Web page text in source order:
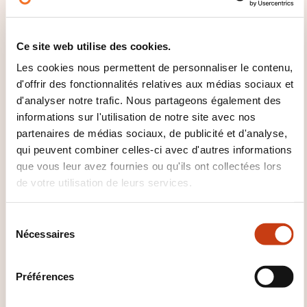
Ce site web utilise des cookies.
Les cookies nous permettent de personnaliser le contenu,
d'offrir des fonctionnalités relatives aux médias sociaux et
d'analyser notre trafic. Nous partageons également des
informations sur l'utilisation de notre site avec nos
partenaires de médias sociaux, de publicité et d'analyse,
qui peuvent combiner celles-ci avec d'autres informations
que vous leur avez fournies ou qu'ils ont collectées lors
de votre utilisation de leurs services.
Nécessaires
Préférences
Espagnol commercial
Espagnol tourisme
appliqué
Français commercial
moderne
Hongrois Italien
Italien
appliqué
Italien commercial
Italien tourisme
Japonais
Langue amérindienne
Langue
ancienne
Langue des signes
Langue
Langue orientale
Langue perse
Langue
scandinave
Langue slave
Luxembourgeois
Néerlandais
Norvégien Polonais
Portugais
Roumain
Russe Serbocroate
Tchèque
Traduction Turc
Ukrainien